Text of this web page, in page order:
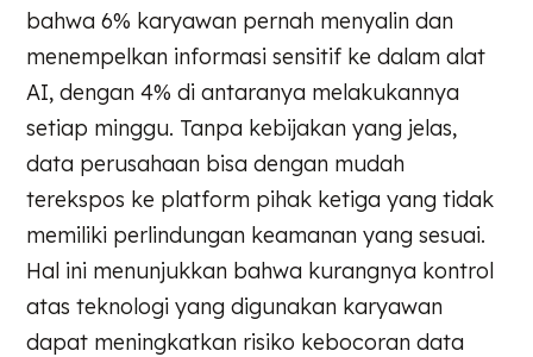
bahwa 6% karyawan pernah menyalin dan
menempelkan informasi sensitif ke dalam alat
AI, dengan 4% di antaranya melakukannya
setiap minggu. Tanpa kebijakan yang jelas,
data perusahaan bisa dengan mudah
terekspos ke platform pihak ketiga yang tidak
memiliki perlindungan keamanan yang sesuai.
Hal ini menunjukkan bahwa kurangnya kontrol
atas teknologi yang digunakan karyawan
dapat meningkatkan risiko kebocoran data